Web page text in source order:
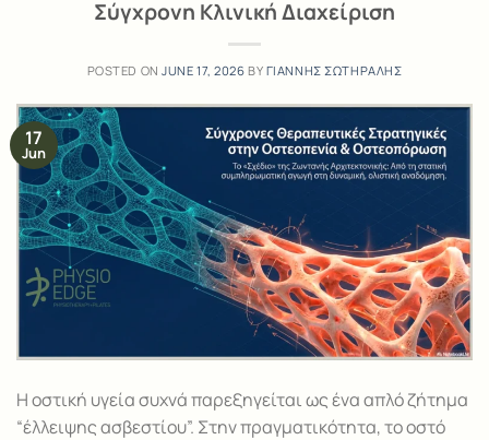
Σύγχρονη Κλινική Διαχείριση
POSTED ONJUNE 17, 2026 BY ΓΙΑΝΝΗΣ ΣΩΤΗΡΑΛΗΣ
17
Jun
Η οστική υγεία συχνά παρεξηγείται ως ένα απλό ζήτημα
“έλλειψης ασβεστίου”. Στην πραγματικότητα, το οστό